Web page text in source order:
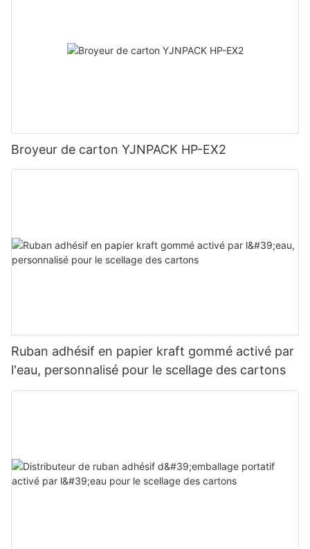
Broyeur de carton YJNPACK HP-EX2
Ruban adhésif en papier kraft gommé activé par
l'eau, personnalisé pour le scellage des cartons